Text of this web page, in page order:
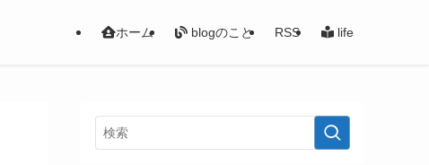
ホーム blogのこと RSS life